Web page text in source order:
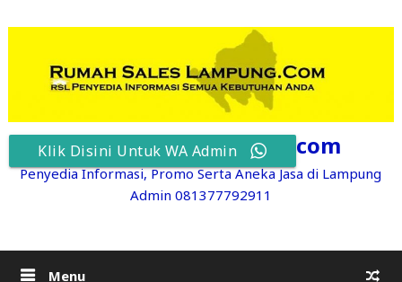
content
RumahSalesLampung.com
Penyedia Informasi, Promo Serta Aneka Jasa di Lampung
Admin 081377792911
Menu
Klik Disini Untuk WA Admin